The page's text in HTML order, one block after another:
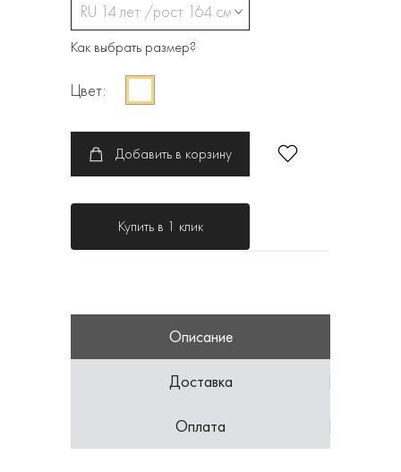
RU 14 лет /рост 164 см
Как выбрать размер?
Цвет:
Добавить в корзину
Купить в 1 клик
Описание
Доставка
Оплата